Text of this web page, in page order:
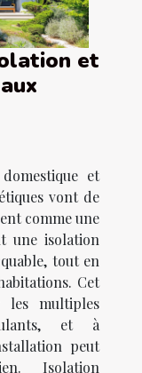
et
et
vont de
comme une
une isolation
tout en
Cet
multiples
et à
peut
Isolation